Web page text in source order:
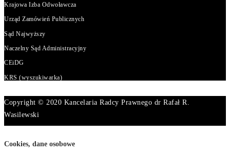
Krajowa Izba Odwoławcza
Urząd Zamówień Publicznych
Sąd Najwyższy
Naczelny Sąd Administracyjny
CEiDG
KRS (wyszukiwarka)
Copyright © 2020 Kancelaria Radcy Prawnego dr Rafał R.
Wasilewski
Cookies, dane osobowe